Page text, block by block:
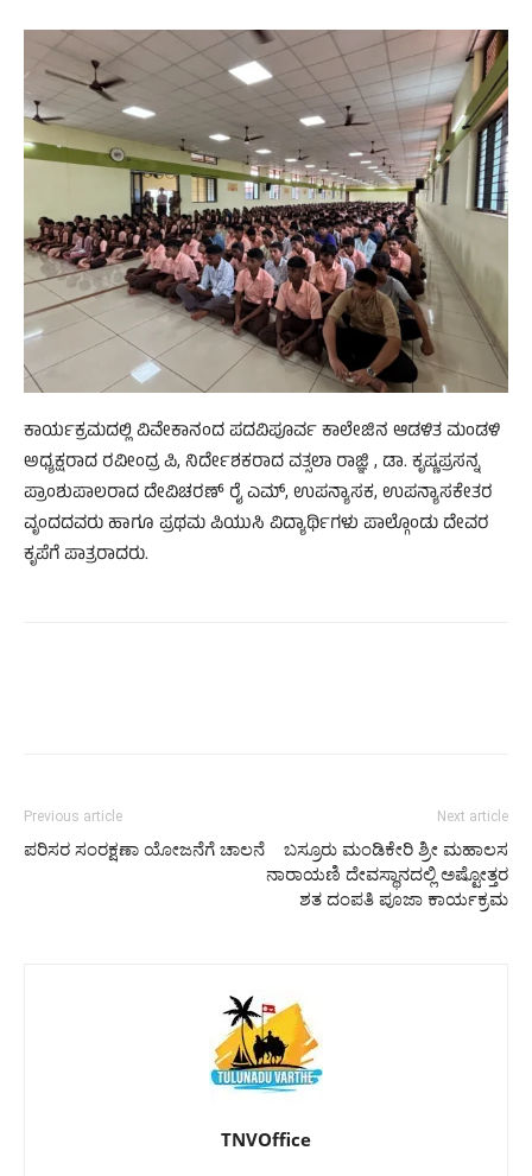
ಕಾರ್ಯಕ್ರಮದಲ್ಲಿ ವಿವೇಕಾನಂದ ಪದವಿಪೂರ್ವ ಕಾಲೇಜಿನ ಆಡಳಿತ ಮಂಡಳಿ
ಅಧ್ಯಕ್ಷರಾದ ರವೀಂದ್ರ ಪಿ, ನಿರ್ದೇಶಕರಾದ ವತ್ಸಲಾ ರಾಜ್ಞಿ , ಡಾ. ಕೃಷ್ಣಪ್ರಸನ್ನ
ಪ್ರಾಂಶುಪಾಲರಾದ ದೇವಿಚರಣ್ ರೈ ಎಮ್, ಉಪನ್ಯಾಸಕ, ಉಪನ್ಯಾಸಕೇತರ
ವೃಂದದವರು ಹಾಗೂ ಪ್ರಥಮ ಪಿಯುಸಿ ವಿದ್ಯಾರ್ಥಿಗಳು ಪಾಲ್ಗೊಂಡು ದೇವರ
ಕೃಪೆಗೆ ಪಾತ್ರರಾದರು.
Previous article
ಪರಿಸರ ಸಂರಕ್ಷಣಾ ಯೋಜನೆಗೆ ಚಾಲನೆ
Next article
ಬಸ್ರೂರು ಮಂಡಿಕೇರಿ ಶ್ರೀ ಮಹಾಲಸ
ನಾರಾಯಣಿ ದೇವಸ್ಥಾನದಲ್ಲಿ ಅಷ್ಟೋತ್ತರ
ಶತ ದಂಪತಿ ಪೂಜಾ ಕಾರ್ಯಕ್ರಮ
TNVOffice